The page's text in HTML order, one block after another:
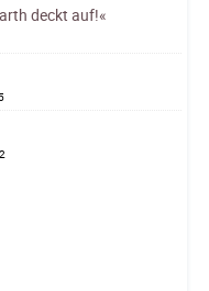
deckt auf!«